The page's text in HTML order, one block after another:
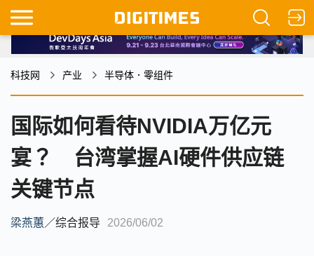
科技网 产业 半导体．零组件
国际如何看待NVIDIA万亿元
宴？ 台湾掌握AI硬件供应链
关键节点
梁燕蕙／综合报导 2026/06/02